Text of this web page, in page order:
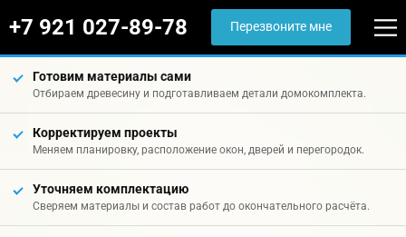
+7 921 027-89-78 Перезвоните мне
Готовим материалы сами
Отбираем древесину и подготавливаем детали домокомплекта.
Корректируем проекты
Меняем планировку, расположение окон, дверей и перегородок.
Уточняем комплектацию
Сверяем материалы и состав работ до окончательного расчёта.